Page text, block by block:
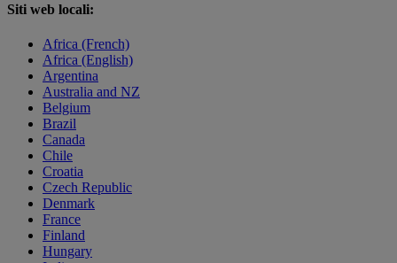
Siti web locali:
Africa (French)
Africa (English)
Argentina
Australia and NZ
Belgium
Brazil
Canada
Chile
Croatia
Czech Republic
Denmark
France
Finland
Hungary